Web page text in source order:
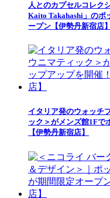
人とのカプセルコレク
Kaito Takahashi」のポ
ープン【伊勢丹新宿店】
イタリア発のウォッチ
ック＞がメンズ館1Fで
【伊勢丹新宿店】